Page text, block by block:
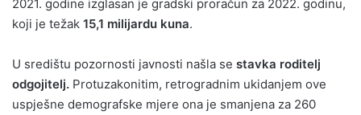
2021. godine izglasan je gradski proračun za 2022. godinu,
koji je težak 15,1 milijardu kuna.
U središtu pozornosti javnosti našla se stavka roditelj
odgojitelj. Protuzakonitim, retrogradnim ukidanjem ove
uspješne demografske mjere ona je smanjena za 260